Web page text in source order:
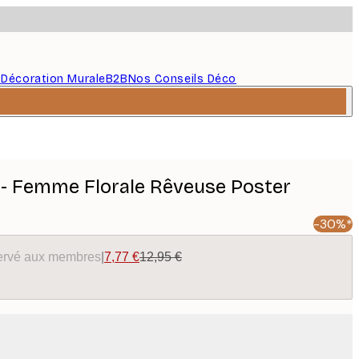
Décoration MuraleB2BNos Conseils Déco
Femme Florale Rêveuse Poster
-30%*
aux membres 7,77 €12,95 €